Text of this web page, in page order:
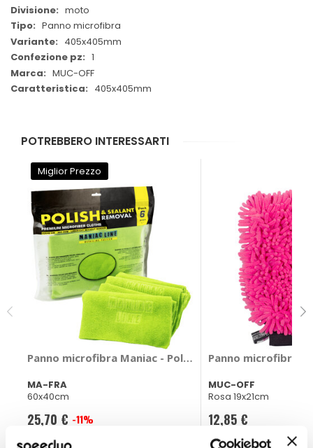
moto
Panno microfibra
405x405mm
1
MUC-OFF
405x405mm
POTREBBERO INTERESSARTI
Miglior Prezzo
Panno microfibra Maniac - Polish and Sealant Removal
MA-FRA
60x40cm
Prezzo
speciale
25,70 € -11%
CONSEGNA IN 48H
Panno microfibra 2
MUC-OFF
Rosa 19x21cm
12,85 €
CONSEGNA IN 48H